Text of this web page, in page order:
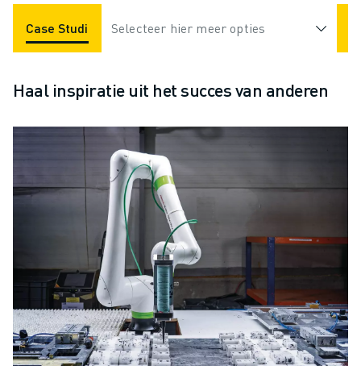
Case Studies Toepassingen Industrieën
Selecteer hier meer opties
Haal inspiratie uit het succes van anderen